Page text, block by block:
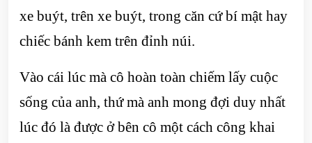
xe buýt, trên xe buýt, trong căn cứ bí mật hay
chiếc bánh kem trên đỉnh núi.
Vào cái lúc mà cô hoàn toàn chiếm lấy cuộc
sống của anh, thứ mà anh mong đợi duy nhất
lúc đó là được ở bên cô một cách công khai